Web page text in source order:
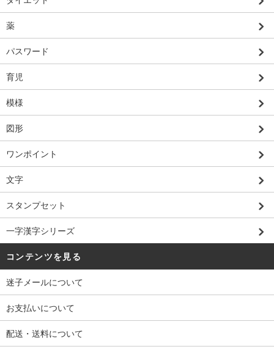
薬
パスワード
育児
模様
図形
ワンポイント
文字
スタンプセット
一字漢字シリーズ
コンテンツを見る
迷子メールについて
お支払いについて
配送・送料について